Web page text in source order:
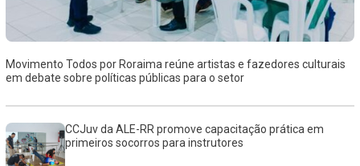
Movimento Todos por Roraima reúne artistas e fazedores culturais
em debate sobre políticas públicas para o setor
CCJuv da ALE-RR promove capacitação prática em
primeiros socorros para instrutores